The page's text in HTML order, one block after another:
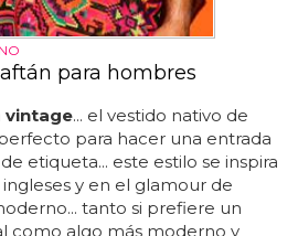
para hombres
vintage... el vestido nativo de
para hacer una entrada
etiqueta... este estilo se inspira
y en el glamour de
tanto si prefiere un
como algo más moderno y